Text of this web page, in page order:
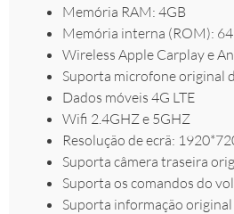
Memória RAM: 4GB
Memória interna (ROM):
Wireless Apple Carplay e
Suporta microfone original
Dados móveis 4G LTE
Wifi 2.4GHZ e 5GHZ
Resolução de ecrã:
Suporta câmera traseira
Suporta os comandos do
Suporta informação